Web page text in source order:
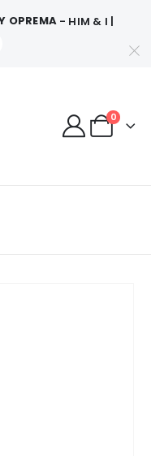
OPREMA - HIM & I |
0